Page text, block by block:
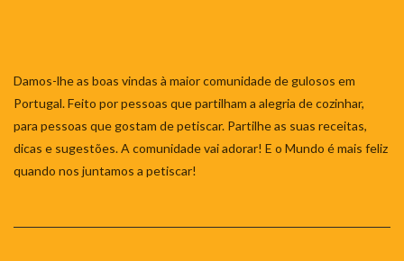
Damos-lhe as boas vindas à maior comunidade de gulosos em
Portugal. Feito por pessoas que partilham a alegria de cozinhar,
para pessoas que gostam de petiscar. Partilhe as suas receitas,
dicas e sugestões. A comunidade vai adorar! E o Mundo é mais feliz
quando nos juntamos a petiscar!